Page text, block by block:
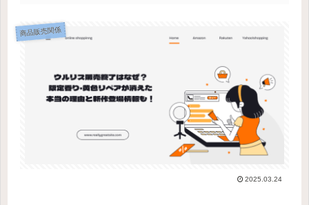
商品販売関係
2025.03.24